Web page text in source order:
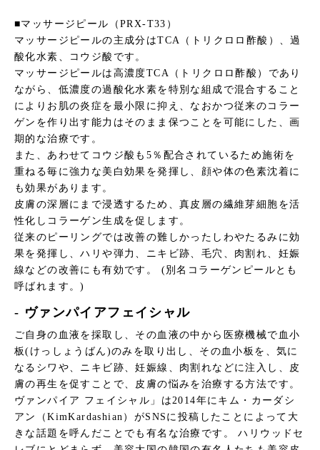
■マッサージピール（PRX-T33）
マッサージピールの主成分はTCA（トリクロロ酢酸）、過
酸化水素、コウジ酸です。
マッサージピールは高濃度TCA（トリクロロ酢酸）であり
ながら、低濃度の過酸化水素を特別な組成で混合すること
によりお肌の炎症を最小限に抑え、なおかつ従来のコラー
ゲンを作り出す能力はそのまま保つことを可能にした、画
期的な治療です。
また、あわせてコウジ酸も5％配合されているため施術を
重ねる毎に強力な美白効果を発揮し、顔や体の色素沈着に
も効果があります。
皮膚の深層にまで浸透するため、真皮層の繊維芽細胞を活
性化しコラーゲン生成を促します。
従来のピーリングでは改善の難しかったしわやたるみに効
果を発揮し、ハリや弾力、ニキビ跡、毛穴、肉割れ、妊娠
線などの改善にも有効です。 (別名コラーゲンピールとも
呼ばれます。)
- ヴァンパイアフェイシャル
ご自身の血液を採取し、その血液の中から医療機械で血小
板(けっしょうばん)のみを取り出し、その血小板を、気に
なるシワや、ニキビ跡、妊娠線、肉割れなどに注入し、皮
膚の再生を促すことで、皮膚の悩みを治療する方法です。
ヴァンパイア フェイシャル」は2014年にキム・カーダシ
アン（KimKardashian）がSNSに投稿したことによって大
きな話題を呼んだことでも有名な治療です。 ハリウッドセ